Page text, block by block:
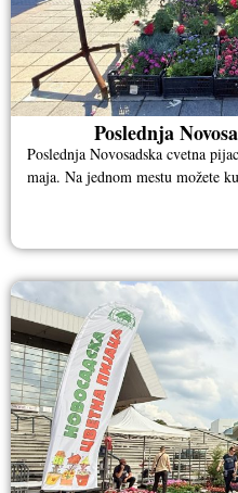
Poslednja
Poslednja Novosadska cvetna
maja. Na jednom mestu možete